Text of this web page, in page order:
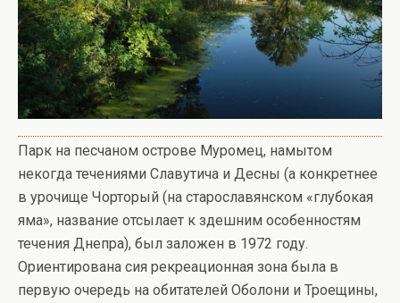
Парк на песчаном острове Муромец, намытом
некогда течениями Славутича и Десны (а конкретнее
в урочище Чорторый (на старославянском «глубокая
яма», название отсылает к здешним особенностям
течения Днепра), был заложен в 1972 году.
Ориентирована сия рекреационная зона была в
первую очередь на обитателей Оболони и Троещины,